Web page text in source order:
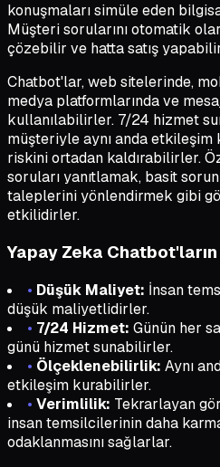
konuşmaları simüle eden
Müşteri sorularını otomatik
çözebilir ve hatta satış
Chatbot'lar, web sitelerinde,
medya platformlarında ve
kullanılabilirler. 7/24 hizmet
müşteriyle aynı anda etkileşim
riskini ortadan kaldırabilirler.
soruları yanıtlamak, basit
taleplerini yönlendirmek gibi
etkilidirler.
Yapay Zeka Chatbot'ların
• Düşük Maliyet: İnsan
düşük maliyetlidirler.
• 7/24 Hizmet: Günün her
günü hizmet sunabilirler.
• Ölçeklenebilirlik: Aynı
etkileşim kurabilirler.
• Verimlilik: Tekrarlayan
insan temsilcilerinin daha
odaklanmasını sağlarlar.